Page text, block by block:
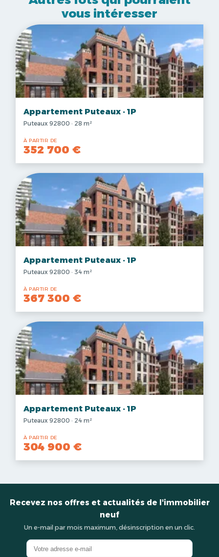
vous intéresser
Appartement Puteaux · 1P
Puteaux 92800 · 28 m²
À PARTIR DE
352 700 €
Appartement Puteaux · 1P
Puteaux 92800 · 34 m²
À PARTIR DE
367 300 €
Appartement Puteaux · 1P
Puteaux 92800 · 24 m²
À PARTIR DE
304 900 €
Recevez nos offres et actualités de l'immobilier
neuf
Un e-mail par mois maximum, désinscription en un clic.